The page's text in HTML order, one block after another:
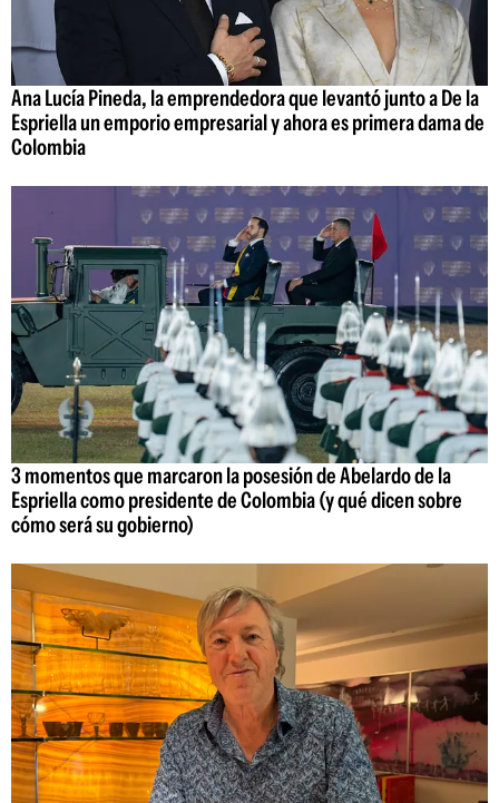
Ana Lucía Pineda, la emprendedora que levantó junto a De la
Espriella un emporio empresarial y ahora es primera dama de
Colombia
3 momentos que marcaron la posesión de Abelardo de la
Espriella como presidente de Colombia (y qué dicen sobre
cómo será su gobierno)